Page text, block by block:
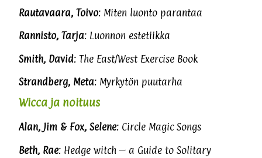
Rautavaara, Toivo: Miten luonto parantaa
Rannisto, Tarja: Luonnon estetiikka
Smith, David: The East/West Exercise Book
Strandberg, Meta: Myrkytön puutarha
Wicca ja noituus
Alan, Jim & Fox, Selene: Circle Magic Songs
Beth, Rae: Hedge witch – a Guide to Solitary